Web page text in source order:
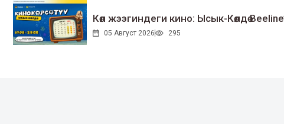
Көл жээгиндеги кино: Ысык-Көлдө
05 Август 2026 295